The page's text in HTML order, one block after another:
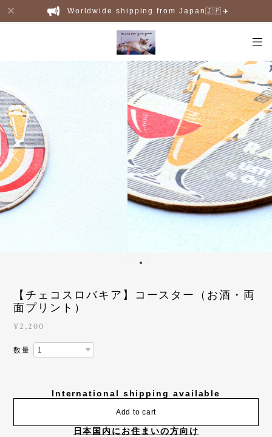
Worldwide shipping from Japan🇯🇵✈️
【チェコスロバキア】コースター（お酒・両
面プリント）
¥2,200
数量
International shipping available
Add to cart
日本国内にお住まいの方向け